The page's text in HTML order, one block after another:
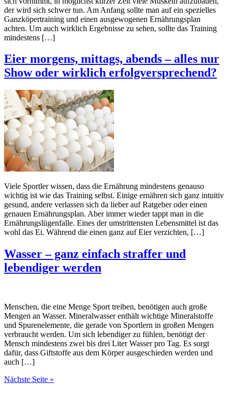
der wird sich schwer tun. Am Anfang sollte man auf ein spezielles
Ganzköpertraining und einen ausgewogenen Ernährungsplan
achten. Um auch wirklich Ergebnisse zu sehen, sollte das Training
mindestens […]
Eier morgens, mittags, abends – alles nur
Show oder wirklich erfolgversprechend?
Viele Sportler wissen, dass die Ernährung mindestens genauso
wichtig ist wie das Training selbst. Einige ernähren sich ganz intuitiv
gesund, andere verlassen sich da lieber auf Ratgeber oder einen
genauen Ernährungsplan. Aber immer wieder tappt man in die
Ernährungslügenfalle. Eines der umstrittensten Lebensmittel ist das
wohl das Ei. Während die einen ganz auf Eier verzichten, […]
Wasser – ganz einfach straffer und
lebendiger werden
Menschen, die eine Menge Sport treiben, benötigen auch große
Mengen an Wasser. Mineralwasser enthält wichtige Mineralstoffe
und Spurenelemente, die gerade von Sportlern in großen Mengen
verbraucht werden. Um sich lebendiger zu fühlen, benötigt der
Mensch mindestens zwei bis drei Liter Wasser pro Tag. Es sorgt
dafür, dass Giftstoffe aus dem Körper ausgeschieden werden und
auch […]
Nächste Seite »